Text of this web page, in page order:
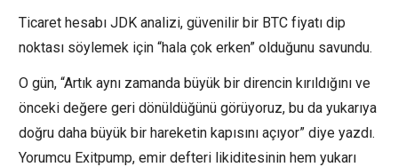
Ticaret hesabı JDK analizi, güvenilir bir BTC fiyatı dip
noktası söylemek için “hala çok erken” olduğunu savundu.
O gün, “Artık aynı zamanda büyük bir direncin kırıldığını ve
önceki değere geri dönüldüğünü görüyoruz, bu da yukarıya
doğru daha büyük bir hareketin kapısını açıyor” diye yazdı.
Yorumcu Exitpump, emir defteri likiditesinin hem yukarı